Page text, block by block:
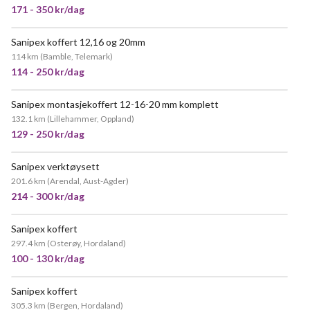
171 - 350 kr/dag
Sanipex koffert 12,16 og 20mm
114 km (Bamble, Telemark)
114 - 250 kr/dag
Sanipex montasjekoffert 12-16-20 mm komplett
132.1 km (Lillehammer, Oppland)
129 - 250 kr/dag
Sanipex verktøysett
201.6 km (Arendal, Aust-Agder)
214 - 300 kr/dag
Sanipex koffert
297.4 km (Osterøy, Hordaland)
100 - 130 kr/dag
Sanipex koffert
305.3 km (Bergen, Hordaland)